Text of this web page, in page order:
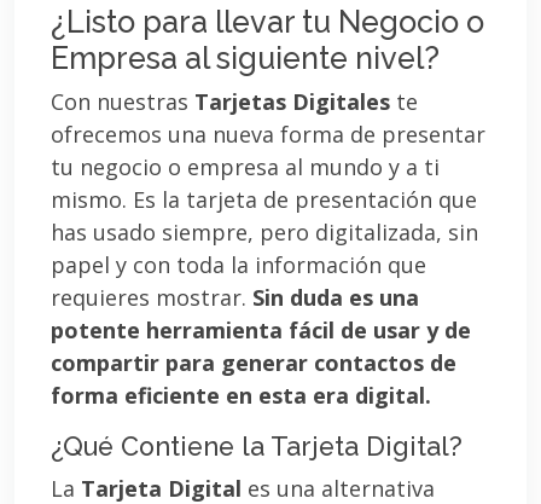
¿Listo para llevar tu Negocio o
Empresa al siguiente nivel?
Con nuestras Tarjetas Digitales te
ofrecemos una nueva forma de presentar
tu negocio o empresa al mundo y a ti
mismo. Es la tarjeta de presentación que
has usado siempre, pero digitalizada, sin
papel y con toda la información que
requieres mostrar. Sin duda es una
potente herramienta fácil de usar y de
compartir para generar contactos de
forma eficiente en esta era digital.
¿Qué Contiene la Tarjeta Digital?
La Tarjeta Digital es una alternativa